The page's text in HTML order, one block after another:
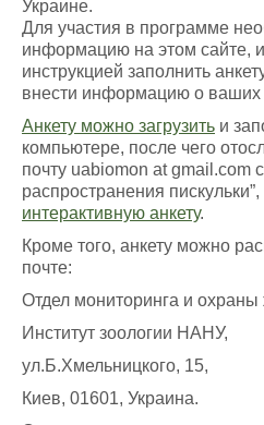
Украине.
Для участия в программе
информацию на этом сайте, и
инструкцией заполнить
внести информацию о ваших
Анкету можно загрузить и
компьютере, после чего
почту uabiomon at gmail.com
распространения
интерактивную анкету.
Кроме того, анкету можно
почте:
Отдел мониторинга и охраны
Институт зоологии НАНУ,
ул.Б.Хмельницкого, 15,
Киев, 01601, Украина.